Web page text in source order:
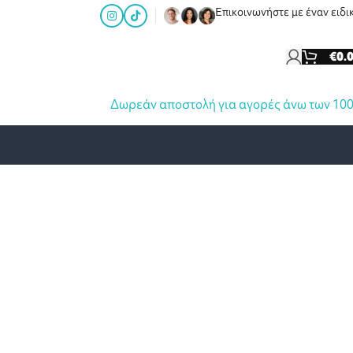
Επικοινωνήστε με έναν
€
Δωρεάν αποστολή για αγορές άνω των